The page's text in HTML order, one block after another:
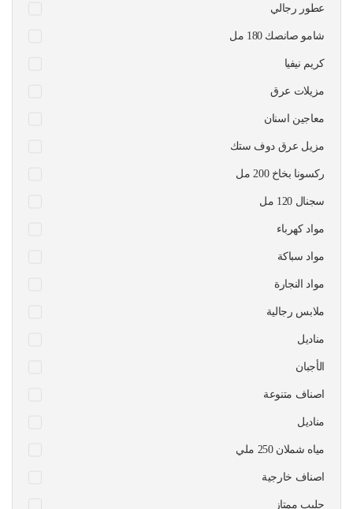
عطور رجالي
شامو صانصك 180 مل
كريم نيفيا
مزيلات عرق
معاجين اسنان
مزيل عرق دوف ستك
ركسونا بخاخ 200 مل
سجنال 120 مل
مواد كهرباء
مواد سباكة
مواد النجارة
ملابس رجالية
مناديل
الأجبان
اصناف متنوعة
مناديل
مياه شملان 250 ملي
اصناف خارجية
حليب ممتاز